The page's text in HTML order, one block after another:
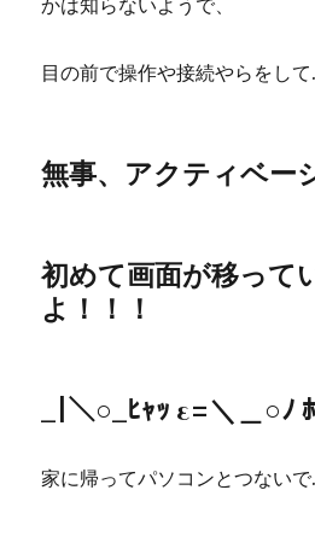
かは知らないようで、
目の前で操作や接続やらをして
無事、アクティベー
初めて画面が移って
よ！！！
_|＼○_ﾋｬｯ ε=＼＿○ﾉ
家に帰ってパソコンとつない